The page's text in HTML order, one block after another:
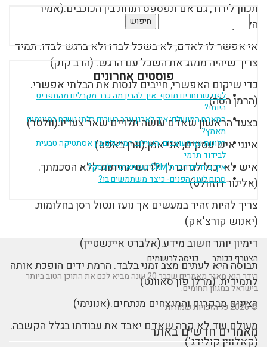
תכוון לירח , גם אם תפספס תנחת בין הכוכבים.(אמיר
הלמר)
אי אפשר לו לאדם, לא בשכל לבדו ולא ברגש לבדו. תמיד
צריך שיהיה ממזג את השכל עם הרגש. (הרב קוק)
כדי שיקום האפשרי, חייבים לנסות את הבלתי אפשרי.
(הרמן הסה)
בצעד הראשון שאדם עושה תלויים שאר צעדיו.(וולטר)
אינני איש עסקים, אני אמן.(וורן באפט)
איש לא יכול לגרום לך לרגשי נחיתות ללא הסכמתך.
(אלינור רוזוולט)
צריך להיות זהיר במעשים אך נועז ונטול רסן בחלומות.
(יאנוש קורצ'אק)
דימיון יותר חשוב מידע.(אלברט איינשטיין)
תבוסה היא לעתים מצב זמני בלבד. הרמת ידים הופכת אותה
לתמידית. (מרלן פון סאוונט)
הצינים מבקרים והמנצחים מנתחים.(אנונימי)
מעולם עוד לא קרה שאדם יאבד את עבודתו בגלל הקשבה.
(קאלווין קולידג')
פוסטים אחרונים
לפני שבוחרים תוסף: איך להבין מה כבר מקבלים מהתפריט
היומי?
המארח המושלם: איך לארגן ערב בשרים בלתי נשכח במינימום
מאמץ?
חלונות עץ מעוצבים: השילוב המושלם בין אסתטיקה טבעית
לבידוד תרמי
איך בוחרים חברת CRM שמתאימה לעסק?
סרום לעור הפנים- כיצד משתמשים בו?
הצטרף ככותב
כניסה לרשומים
רידר הוא מאגר מאמרים שכבר 20 שנה מביא לכם את התוכן הטוב ביותר
בישראל במגוון תחומים.
© 2026 כל הזכויות שמורות
מאמרים חדשים באתר